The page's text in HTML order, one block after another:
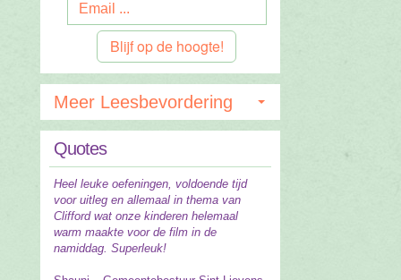
Blijf op de hoogte!
Meer Leesbevordering
Quotes
Heel leuke oefeningen, voldoende tijd
voor uitleg en allemaal in thema van
Clifford wat onze kinderen helemaal
warm maakte voor de film in de
namiddag. Superleuk!